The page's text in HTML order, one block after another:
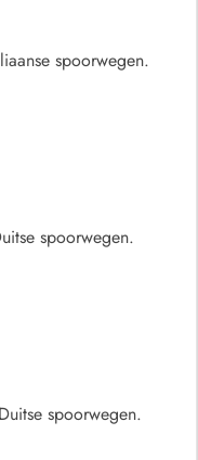
spoorwegen.
spoorwegen.
spoorwegen.